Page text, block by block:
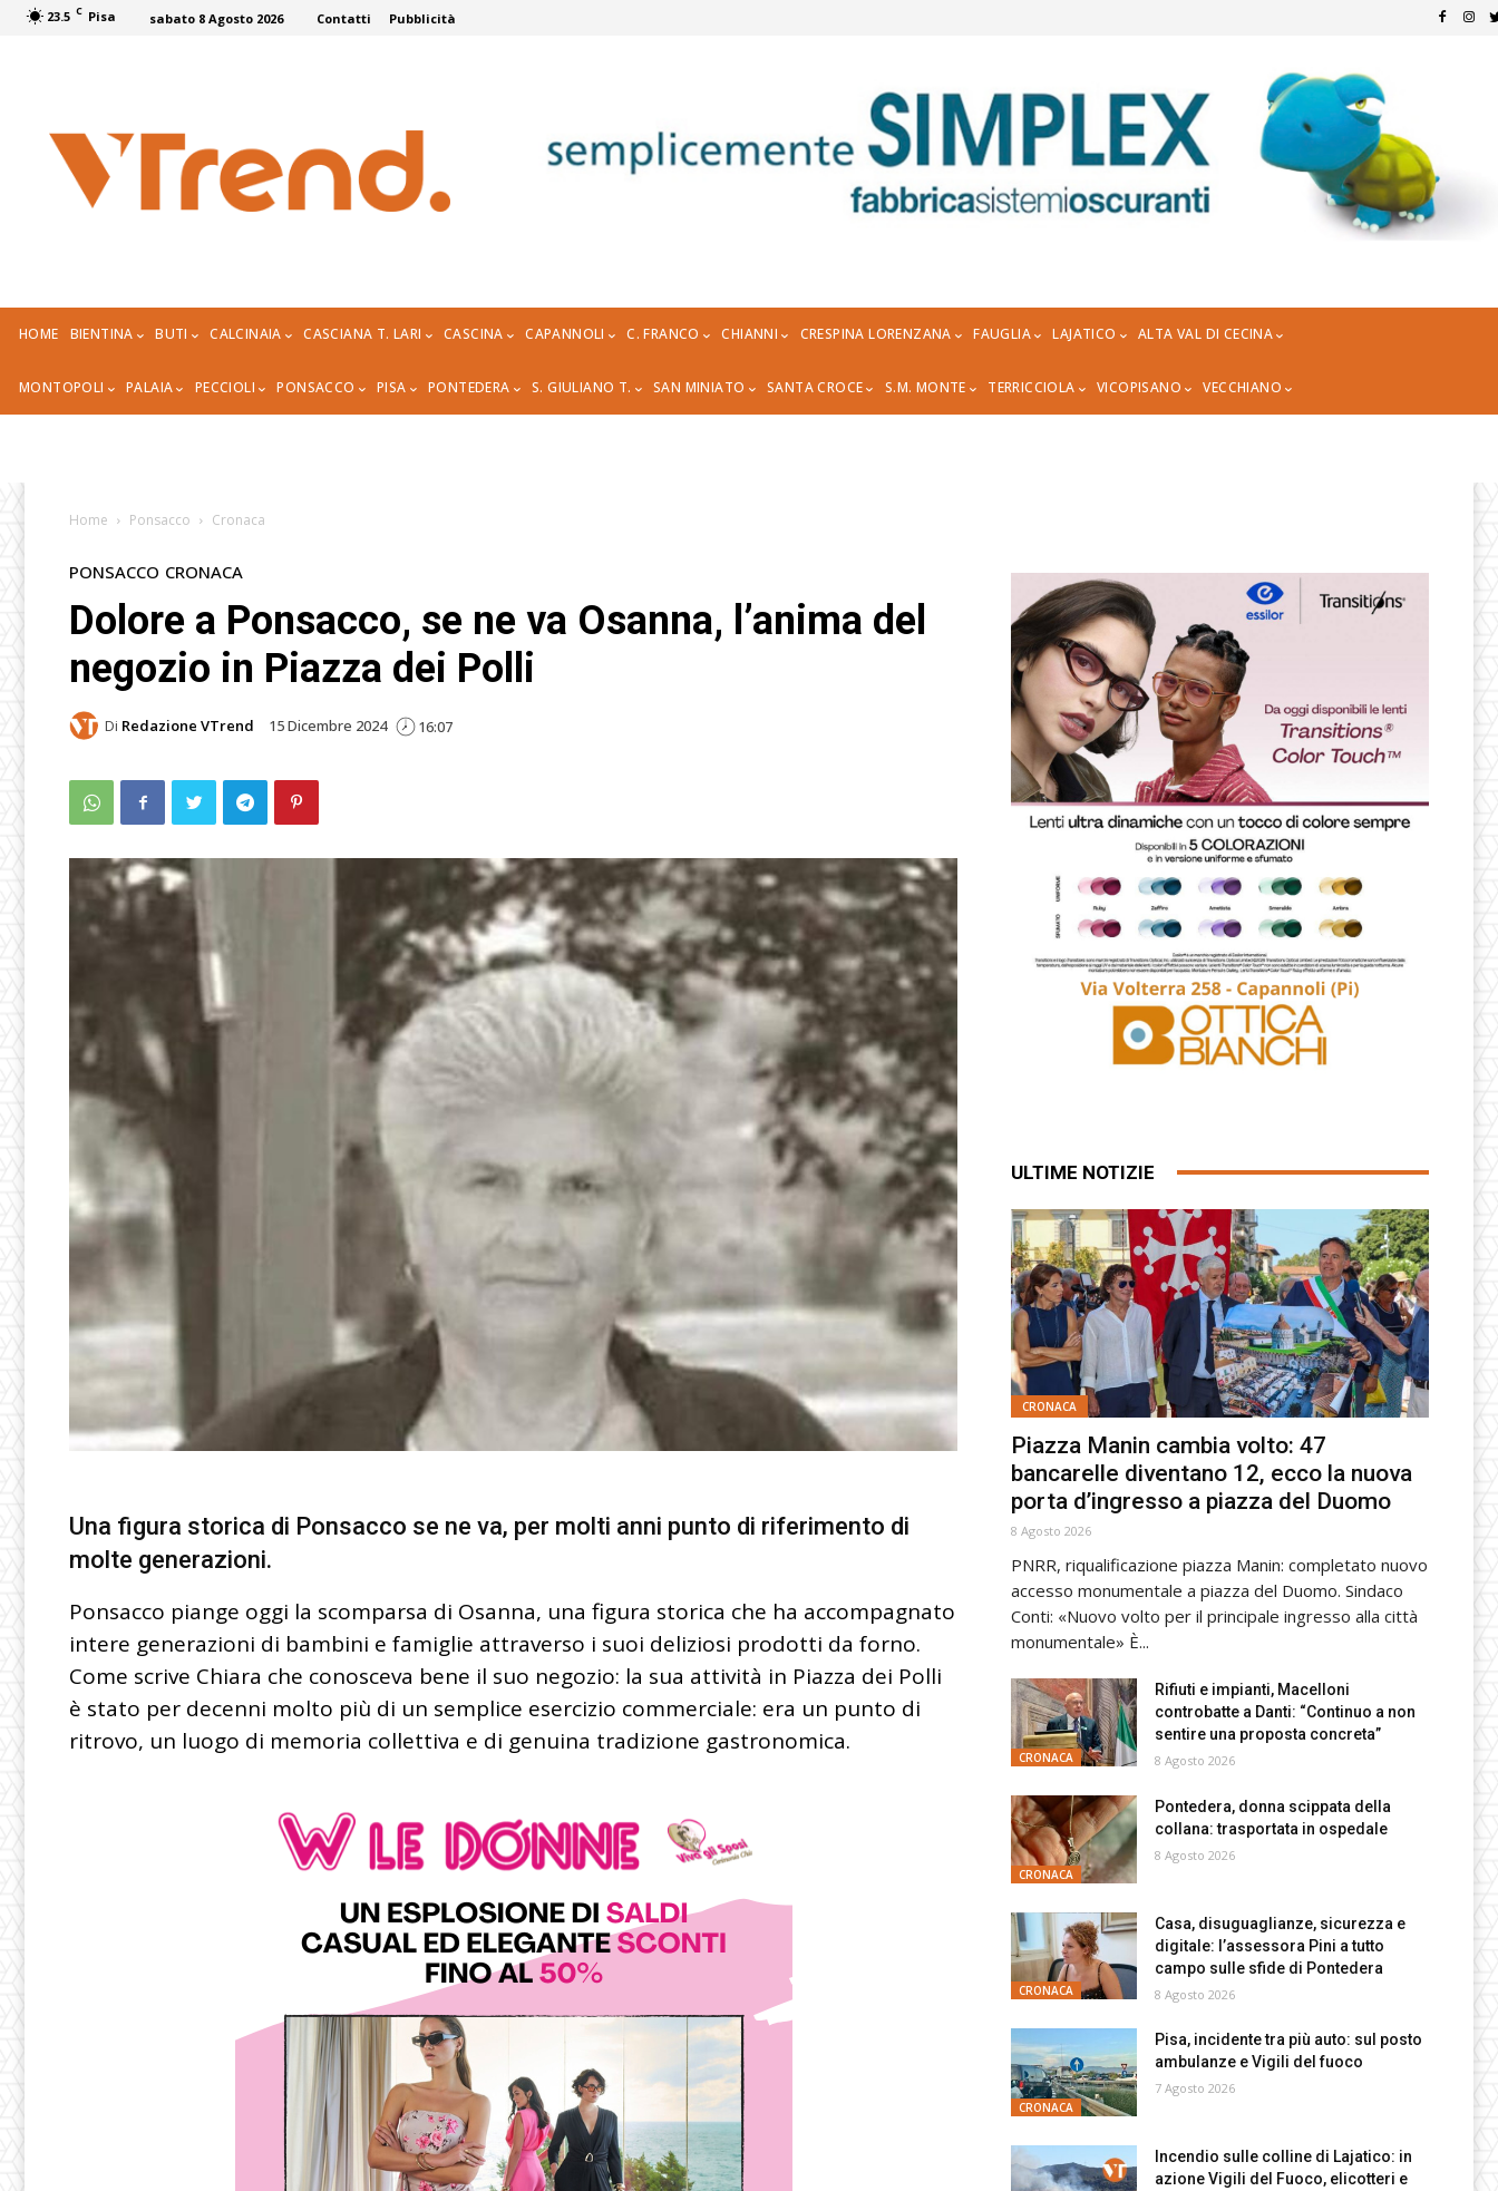
23.5 C Pisa sabato 8 Agosto 2026 Contatti Pubblicità
HOME BIENTINA BUTI CALCINAIA CASCIANA T. LARI CASCINA CAPANNOLI C. FRANCO CHIANNI CRESPINA LORENZANA FAUGLIA LAJATICO ALTA VAL DI CECINA
MONTOPOLI PALAIA PECCIOLI PONSACCO PISA PONTEDERA S. GIULIANO T. SAN MINIATO SANTA CROCE S.M. MONTE TERRICCIOLA VICOPISANO VECCHIANO
Home Ponsacco Cronaca
PONSACCO CRONACA
Dolore a Ponsacco, se ne va Osanna, l’anima del
negozio in Piazza dei Polli
Di Redazione VTrend 15 Dicembre 2024 16:07
Una figura storica di Ponsacco se ne va, per molti anni punto di riferimento di
molte generazioni.
Ponsacco piange oggi la scomparsa di Osanna, una figura storica che ha accompagnato
intere generazioni di bambini e famiglie attraverso i suoi deliziosi prodotti da forno.
Come scrive Chiara che conosceva bene il suo negozio: la sua attività in Piazza dei Polli
è stato per decenni molto più di un semplice esercizio commerciale: era un punto di
ritrovo, un luogo di memoria collettiva e di genuina tradizione gastronomica.
ULTIME NOTIZIE
CRONACA
Piazza Manin cambia volto: 47
bancarelle diventano 12, ecco la nuova
porta d’ingresso a piazza del Duomo
8 Agosto 2026
PNRR, riqualificazione piazza Manin: completato nuovo
accesso monumentale a piazza del Duomo. Sindaco
Conti: «Nuovo volto per il principale ingresso alla città
monumentale» È...
CRONACA
Rifiuti e impianti, Macelloni
controbatte a Danti: “Continuo a non
sentire una proposta concreta”
8 Agosto 2026
CRONACA
Pontedera, donna scippata della
collana: trasportata in ospedale
8 Agosto 2026
CRONACA
Casa, disuguaglianze, sicurezza e
digitale: l’assessora Pini a tutto
campo sulle sfide di Pontedera
8 Agosto 2026
CRONACA
Pisa, incidente tra più auto: sul posto
ambulanze e Vigili del fuoco
7 Agosto 2026
Incendio sulle colline di Lajatico: in
azione Vigili del Fuoco, elicotteri e